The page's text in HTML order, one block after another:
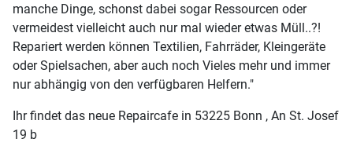
manche Dinge, schonst dabei sogar Ressourcen oder
vermeidest vielleicht auch nur mal wieder etwas Müll..?!
Repariert werden können Textilien, Fahrräder, Kleingeräte
oder Spielsachen, aber auch noch Vieles mehr und immer
nur abhängig von den verfügbaren Helfern."
Ihr findet das neue Repaircafe in 53225 Bonn , An St. Josef
19 b